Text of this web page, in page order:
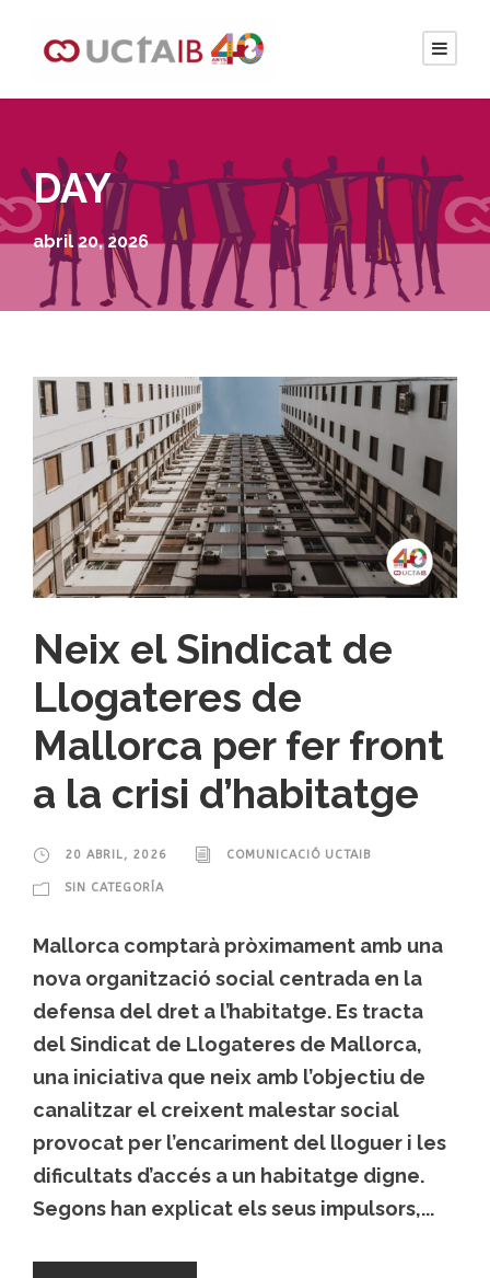
DAY
abril 20, 2026
Neix el Sindicat de
Llogateres de
Mallorca per fer front
a la crisi d’habitatge
20 ABRIL, 2026 COMUNICACIÓ UCTAIB
SIN CATEGORÍA
Mallorca comptarà pròximament amb una
nova organització social centrada en la
defensa del dret a l’habitatge. Es tracta
del Sindicat de Llogateres de Mallorca,
una iniciativa que neix amb l’objectiu de
canalitzar el creixent malestar social
provocat per l’encariment del lloguer i les
dificultats d’accés a un habitatge digne.
Segons han explicat els seus impulsors,...